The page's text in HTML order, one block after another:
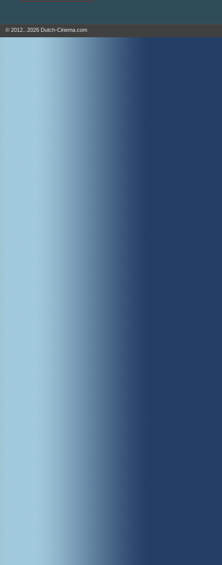
© 2012...2026 Dutch-Cinema.com